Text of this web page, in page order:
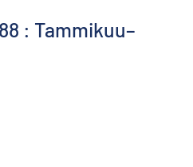
: Tammikuu–